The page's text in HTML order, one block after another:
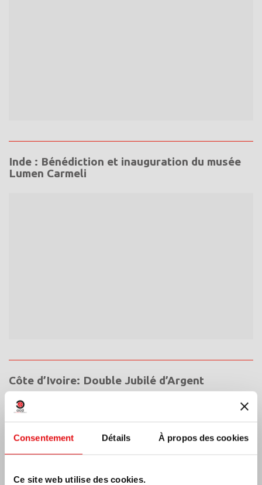
Consentement Détails À propos des cookies
Ce site web utilise des cookies.
Inde : Bénédiction et inauguration du musée
Lumen Carmeli
Côte d’Ivoire: Double Jubilé d’Argent